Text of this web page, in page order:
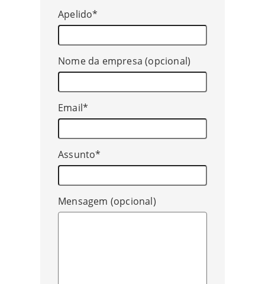
Apelido*
Nome da empresa (opcional)
Email*
Assunto*
Mensagem (opcional)